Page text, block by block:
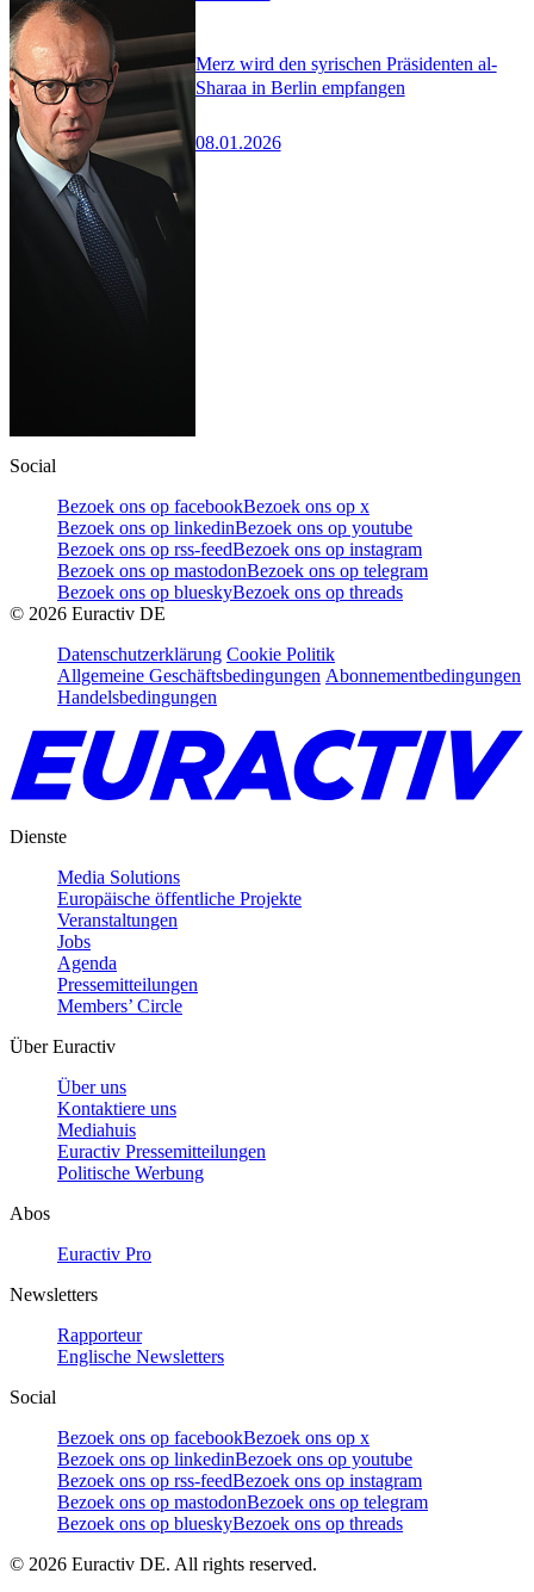
Merz wird den syrischen Präsidenten al-
Sharaa in Berlin empfangen
08.01.2026
Social
Bezoek ons op facebookBezoek ons op x
Bezoek ons op linkedinBezoek ons op youtube
Bezoek ons op rss-feedBezoek ons op instagram
Bezoek ons op mastodonBezoek ons op telegram
Bezoek ons op blueskyBezoek ons op threads
© 2026 Euractiv DE
Datenschutzerklärung Cookie Politik
Allgemeine Geschäftsbedingungen Abonnementbedingungen
Handelsbedingungen
Dienste
Media Solutions
Europäische öffentliche Projekte
Veranstaltungen
Jobs
Agenda
Pressemitteilungen
Members’ Circle
Über Euractiv
Über uns
Kontaktiere uns
Mediahuis
Euractiv Pressemitteilungen
Politische Werbung
Abos
Euractiv Pro
Newsletters
Rapporteur
Englische Newsletters
Social
Bezoek ons op facebookBezoek ons op x
Bezoek ons op linkedinBezoek ons op youtube
Bezoek ons op rss-feedBezoek ons op instagram
Bezoek ons op mastodonBezoek ons op telegram
Bezoek ons op blueskyBezoek ons op threads
© 2026 Euractiv DE. All rights reserved.